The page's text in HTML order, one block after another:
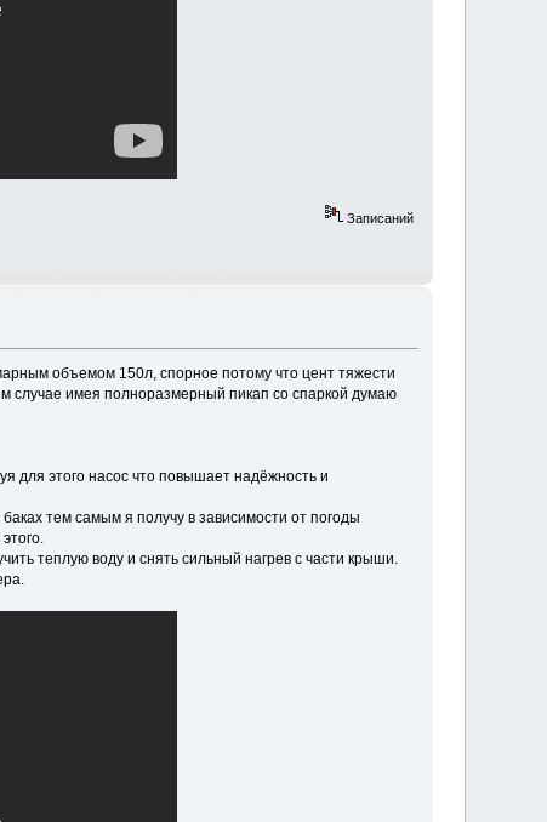
Записаний
объемом 150л, спорное потому что цент тяжести
случае имея полноразмерный пикап со спаркой думаю
для этого насос что повышает надёжность и
тем самым я получу в зависимости от погоды
теплую воду и снять сильный нагрев с части крыши.